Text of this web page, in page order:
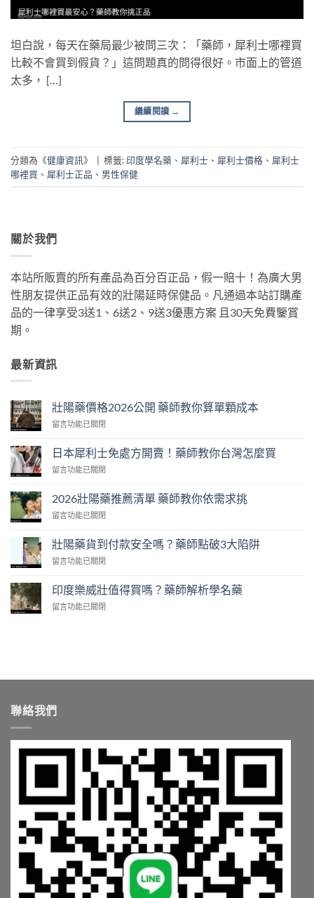
坦白說，每天在藥局最少被問三次：「藥師，犀利士哪裡買
比較不會買到假貨？」這問題真的問得很好。市面上的管道
太多， […]
繼續閱讀 →
分類為《健康資訊》 標籤: 印度學名藥 、 犀利士 、 犀利士價格 、 犀利士
哪裡買 、 犀利士正品 、 男性保健
關於我們
本站所販賣的所有產品為百分百正品，假一賠十！為廣大男
性朋友提供正品有效的壯陽延時保健品。凡通過本站訂購產
品的一律享受3送1、6送2、9送3優惠方案 且30天免費鑒賞
期。
最新資訊
壯陽藥價格2026公開 藥師教你算單顆成本
在
陽
藥
價
2026
開
師
你
單
顆
留言功能已關閉
日本犀利士免處方開賣！藥師教你台灣怎麼買
在
犀
利
免
處
方
賣！
師
中
留言功能已關閉
2026壯陽藥推薦清單 藥師教你依需求挑
在
壯
陽
藥
薦
清
單
需
挑〉
中
留言功能已關閉
壯陽藥貨到付款安全嗎？藥師點破3大陷阱
在
陽
藥
貨
嗎？
師
點
3
大
陷
中
留言功能已關閉
印度樂威壯值得買嗎？藥師解析學名藥
在
嗎？
解
藥〉
留言功能已關閉
聯絡我們